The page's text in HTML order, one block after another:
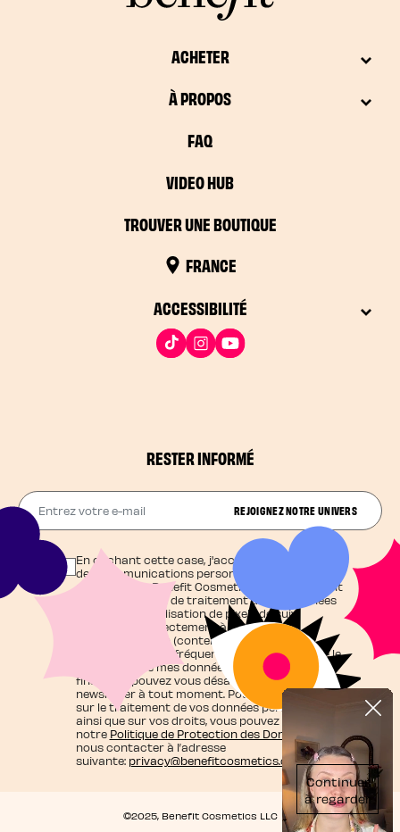
ACHETER
À PROPOS
FAQ
VIDEO HUB
TROUVER UNE BOUTIQUE
FRANCE
ACCESSIBILITÉ
RESTER INFORMÉ
Entrez votre e-mail REJOIGNEZ NOTRE UNIVERS
En cochant cette case, j'accepte de recevoir
des communications personnalisées et
exclusives de Benefit Cosmetics qui agit en tant
que responsable de traitement de vos données
et j'autorise l'utilisation de pixels de suivi
contribuant directement à cette
personnalisation (contenu adapté à mes
centres d'intérêt, fréquence d'envoi), ainsi que le
traitement de mes données personnelles à ces
fins. Vous pouvez vous désabonner de la
newsletter à tout moment. Pour en savoir plus
sur le traitement de vos données personnelles
ainsi que sur vos droits, vous pouvez consulter
notre Politique de Protection des Données
nous contacter à l’adresse
suivante: privacy@benefitcosmetics.com
©2025, Benefit Cosmetics LLC